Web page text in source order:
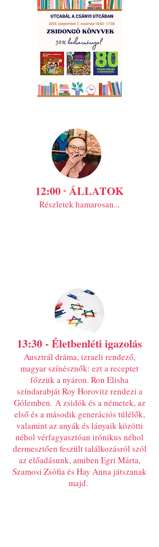
12:00 ​ - ÁLLATOK
Részletek hamarosan...
13:30 ​​ - Életbenléti igazolás
Ausztrál dráma, izraeli rendező,
magyar színésznők: ezt a receptet
főzzük a nyáron. Ron Elisha
színdarabját Roy Horovitz rendezi a
Gólemben. A zsidók és a németek, az
első és a második generációs túlélők,
valamint az anyák és lányaik közötti
néhol vérfagyasztóan irónikus néhol
dermesztően feszült találkozásról szól
az előadásunk, amiben Egri Márta,
Szamosi Zsófia és Hay Anna játszanak
majd.